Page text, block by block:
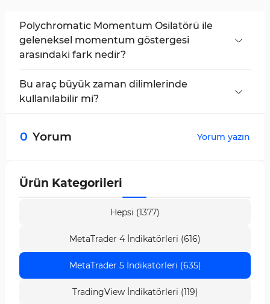
Polychromatic Momentum Osilatörü ile
geleneksel momentum göstergesi
arasındaki fark nedir?
parametre kullanarak daha pürüzsüz ve daha
doğru sinyaller sağlar.
Bu araç büyük zaman dilimlerinde
kullanılabilir mi?
dilimlerinde uygulanabilir ve kullanılabilir.
0 Yorum Yorum yazın
Ürün Kategorileri
Hepsi (1377)
MetaTrader 4 İndikatörleri (616)
MetaTrader 5 İndikatörleri (635)
TradingView İndikatörleri (119)